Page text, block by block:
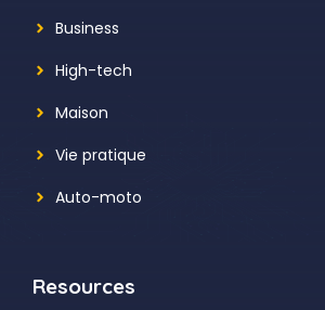
Business
High-tech
Maison
Vie pratique
Auto-moto
Resources